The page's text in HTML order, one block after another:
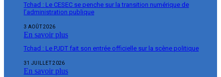
Tchad : Le CESEC se penche sur la transition numérique de
l’administration publique
3 AOÛT 2026
En savoir plus
Tchad : Le PJDT fait son entrée officielle sur la scène politique
31 JUILLET 2026
En savoir plus